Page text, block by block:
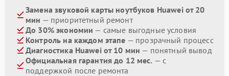
Замена звуковой карты ноутбуков Huawei от 20
мин — приоритетный ремонт
До 30% экономии — самые выгодные условия
Контроль на каждом этапе — прозрачный процесс
Диагностика Huawei от 10 мин — понятный вывод
Официальная гарантия до 12 мес. — с
поддержкой после ремонта